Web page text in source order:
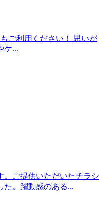
ご利用ください！ 思いが
ケ...
。ご提供いただいたチラシ
た。躍動感のある...